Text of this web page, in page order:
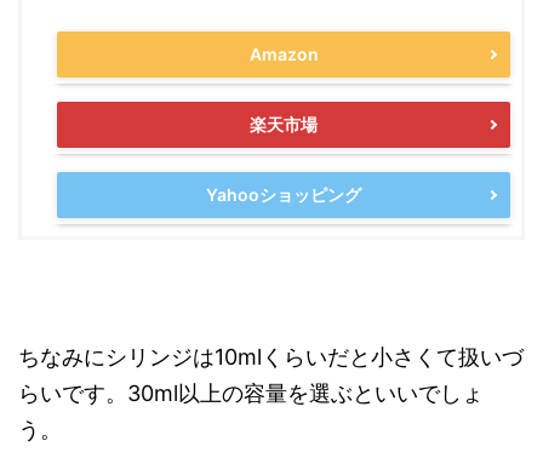
Amazon
楽天市場
Yahooショッピング
ちなみにシリンジは10mlくらいだと小さくて扱いづ
らいです。30ml以上の容量を選ぶといいでしょ
う。